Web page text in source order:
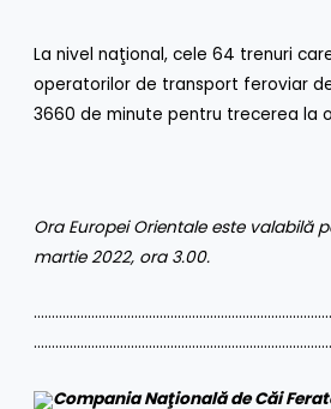
La nivel naţional, cele 64 trenuri
operatorilor de transport feroviar
3660 de minute pentru trecerea la
Ora Europei Orientale este valabilă
martie 2022, ora 3.00.
Compania Naţională de Căi